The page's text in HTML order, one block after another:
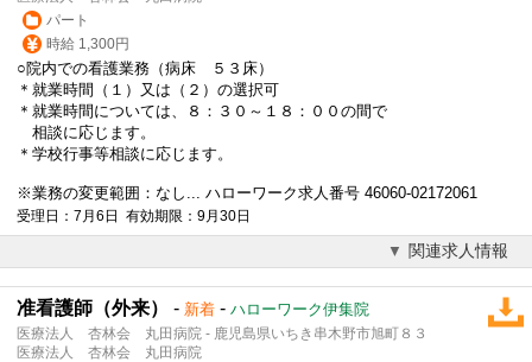
パート
時給 1,300円
○院内での看護業務（病床 ５３床）
＊就業時間（１）又は（２）の選択可
＊就業時間については、８：３０～１８：００の間で
相談に応じます。
＊学校行事等相談に応じます。
※業務の変更範囲：なし... ハローワーク求人番号 46060-02172061
受理日：7月6日 有効期限：9月30日
関連求人情報
准看護師（外来） - 新着 - ハローワーク伊集院
医療法人 杏林会 丸田病院 - 鹿児島県いちき串木野市旭町８３
医療法人 杏林会 丸田病院